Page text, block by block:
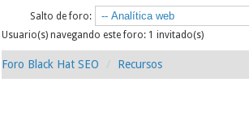
Salto de foro:
Usuario(s) navegando este foro: 1 invitado(s)
Foro Black Hat SEO Recursos